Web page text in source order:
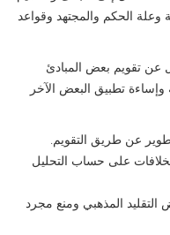
الحكم والمجتهد وقواعد
عن تقويم بعض المبادئ
تطبيق البعض الآخر
عن طريق التقويم.
على حساب التحليل
التقليد المذهبي ومنع مجرد